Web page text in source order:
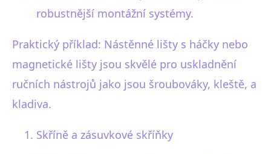
robustnější montážní systémy.
Praktický příklad: Nástěnné lišty s háčky nebo
magnetické lišty jsou skvělé pro uskladnění
ručních nástrojů jako jsou šroubováky, kleště, a
kladiva.
Skříně a zásuvkové skříňky